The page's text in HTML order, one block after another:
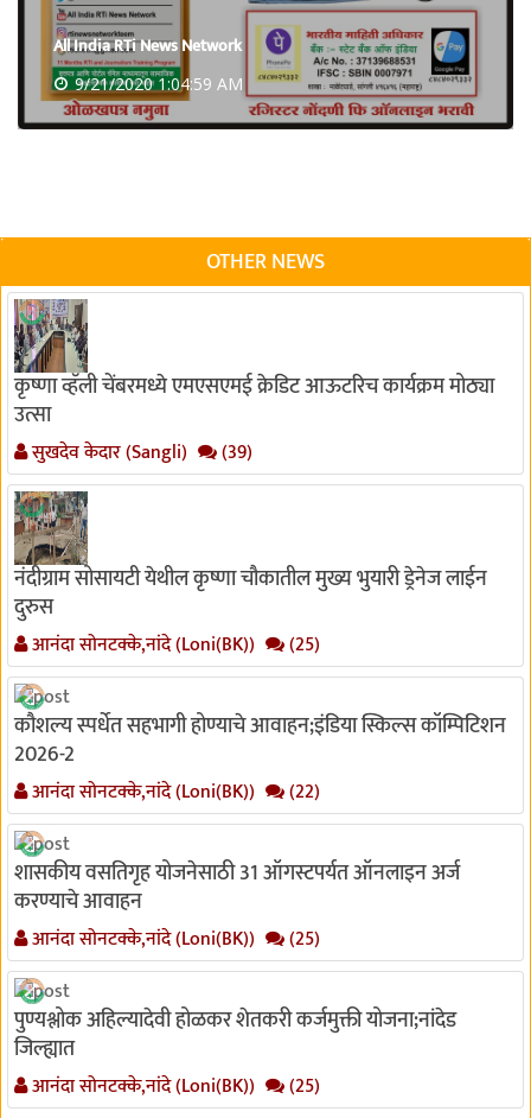
All India RTi News Network
9/21/2020 1:04:59 AM
OTHER NEWS
कृष्णा व्हॅली चेंबरमध्ये एमएसएमई क्रेडिट आऊटरिच कार्यक्रम मोठ्या
उत्सा
सुखदेव केदार (Sangli) (39)
नंदीग्राम सोसायटी येथील कृष्णा चौकातील मुख्य भुयारी ड्रेनेज लाईन
दुरुस
आनंदा सोनटक्के,नांदे (Loni(BK)) (25)
कौशल्य स्पर्धेत सहभागी होण्याचे आवाहन;इंडिया स्किल्स कॉम्पिटिशन
2026-2
आनंदा सोनटक्के,नांदे (Loni(BK)) (22)
शासकीय वसतिगृह योजनेसाठी 31 ऑगस्टपर्यत ऑनलाइन अर्ज
करण्याचे आवाहन
आनंदा सोनटक्के,नांदे (Loni(BK)) (25)
पुण्यश्लोक अहिल्यादेवी होळकर शेतकरी कर्जमुक्ती योजना;नांदेड
जिल्ह्यात
आनंदा सोनटक्के,नांदे (Loni(BK)) (25)